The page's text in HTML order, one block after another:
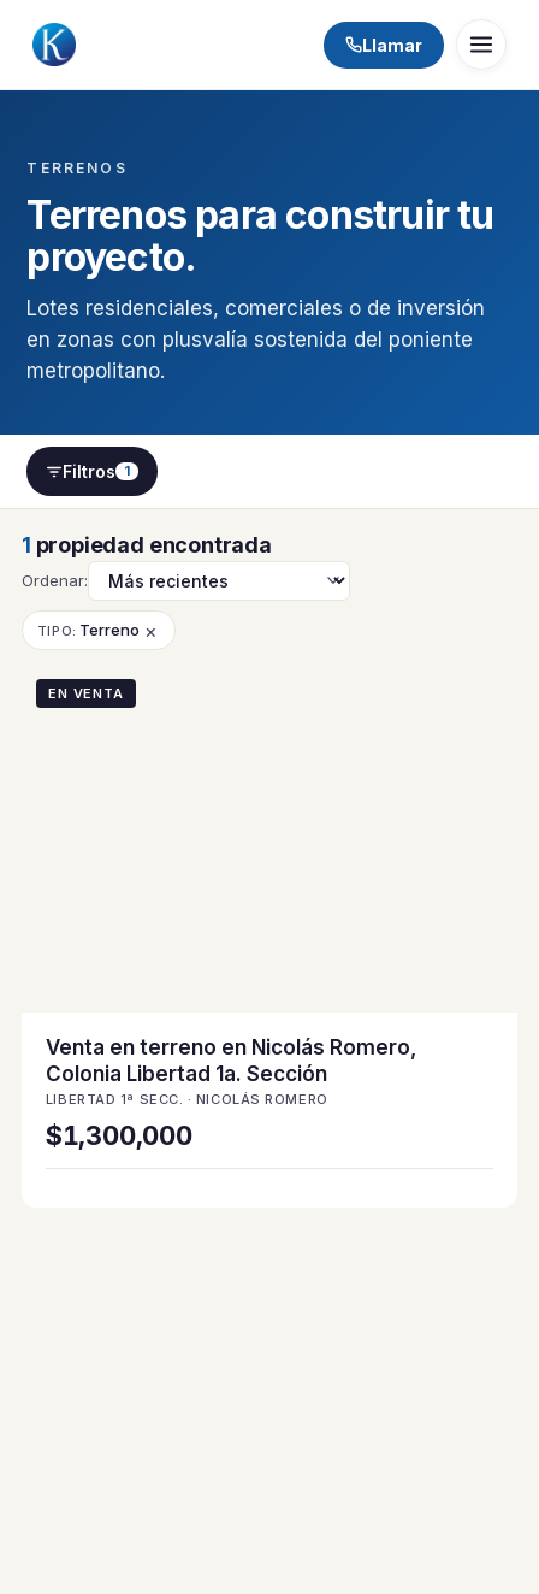
Llamar
TERRENOS
Terrenos para construir tu
proyecto.
Lotes residenciales, comerciales o de inversión
en zonas con plusvalía sostenida del poniente
metropolitano.
Filtros 1
1 propiedad encontrada
Ordenar:
TIPO: Terreno ×
EN VENTA
Venta en terreno en Nicolás Romero,
Colonia Libertad 1a. Sección
LIBERTAD 1ª SECC. · NICOLÁS ROMERO
$1,300,000